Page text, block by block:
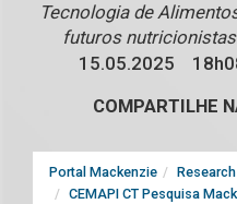
Tecnologia de
futuros
15.05.2025
COMPARTILHE
Portal Mackenzie
CEMAPI CT Pesquisa